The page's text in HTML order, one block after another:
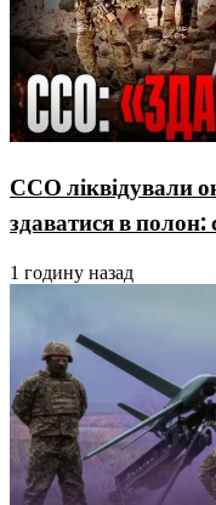
ССО ліквідували
здаватися в полон:
1 годину назад